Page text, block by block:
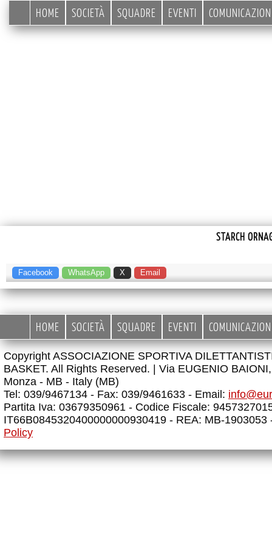
HOME SOCIETÀ SQUADRE EVENTI
STARCH
Facebook WhatsApp X Email
HOME SOCIETÀ SQUADRE EVENTI
Copyright ASSOCIAZIONE SPORTIVA
BASKET. All Rights Reserved. | Via EUGENIO
Monza - MB - Italy (MB)
Tel: 039/9467134 - Fax: 039/9461633 - Email:
Partita Iva: 03679350961 - Codice Fiscale:
IT66B0845320400000000930419 - REA: MB-
Policy